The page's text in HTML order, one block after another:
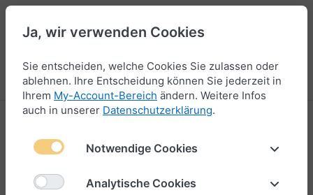
Menü Anmelden Vergleichen Wunschliste Warenkorb
37-48 von 118
Filtern & Sortieren
Ja, wir verwenden Cookies
Sie entscheiden, welche Cookies Sie zulassen oder
ablehnen. Ihre Entscheidung können Sie jederzeit in
Ihrem My-Account-Bereich ändern. Weitere Infos
auch in unserer Datenschutzerklärung.
Notwendige Cookies
Analytische Cookies